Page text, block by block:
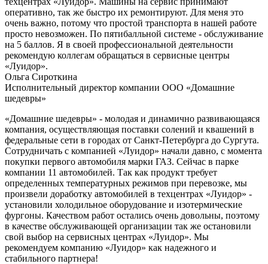
оперативно, так же быстро их ремонтируют. Для меня это
очень важно, потому что простой транспорта в нашей работе
просто невозможен. По пятибалльной системе - обслуживание
на 5 баллов. Я в своей профессиональной деятельности
рекомендую коллегам обращаться в сервисные центры
«Луидор».
Ольга Сироткина
Исполнительный директор компании ООО «Домашние
шедевры»
«Домашние шедевры» - молодая и динамично развивающаяся
компания, осуществляющая поставки солений и квашений в
федеральные сети в городах от Санкт-Петербурга до Сургута.
Сотрудничать с компанией «Луидор» начали давно, с момента
покупки первого автомобиля марки ГАЗ. Сейчас в парке
компании 11 автомобилей. Так как продукт требует
определенных температурных режимов при перевозке, мы
произвели доработку автомобилей в техцентрах «Луидор» -
установили холодильное оборудование и изотермические
фургоны. Качеством работ остались очень довольны, поэтому
в качестве обслуживающей организации так же остановили
свой выбор на сервисных центрах «Луидор». Мы
рекомендуем компанию «Луидор» как надежного и
стабильного партнера!